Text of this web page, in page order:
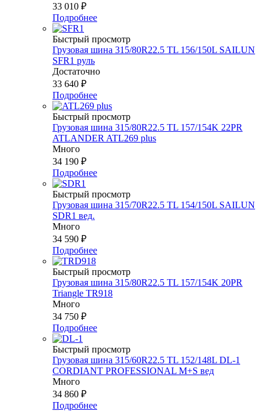
33 010 ₽
Подробнее
Быстрый просмотр
Грузовая шина 315/80R22.5 TL 156/150L SAILUN
SFR1 руль
Достаточно
33 640 ₽
Подробнее
Быстрый просмотр
Грузовая шина 315/80R22.5 TL 157/154K 22PR
ATLANDER ATL269 plus
Много
34 190 ₽
Подробнее
Быстрый просмотр
Грузовая шина 315/70R22.5 TL 154/150L SAILUN
SDR1 вед.
Много
34 590 ₽
Подробнее
Быстрый просмотр
Грузовая шина 315/80R22.5 TL 157/154K 20PR
Triangle TR918
Много
34 750 ₽
Подробнее
Быстрый просмотр
Грузовая шина 315/60R22.5 TL 152/148L DL-1
CORDIANT PROFESSIONAL M+S вед
Много
34 860 ₽
Подробнее